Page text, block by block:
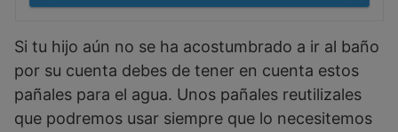
Si tu hijo aún no se ha acostumbrado a ir al baño
por su cuenta debes de tener en cuenta estos
pañales para el agua. Unos pañales reutilizales
que podremos usar siempre que lo necesitemos